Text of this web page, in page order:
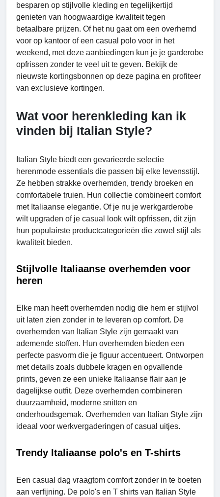
besparen op stijlvolle kleding en tegelijkertijd
genieten van hoogwaardige kwaliteit tegen
betaalbare prijzen. Of het nu gaat om een overhemd
voor op kantoor of een casual polo voor in het
weekend, met deze aanbiedingen kun je je garderobe
opfrissen zonder te veel uit te geven. Bekijk de
nieuwste kortingsbonnen op deze pagina en profiteer
van exclusieve kortingen.
Wat voor herenkleding kan ik
vinden bij Italian Style?
Italian Style biedt een gevarieerde selectie
herenmode essentials die passen bij elke levensstijl.
Ze hebben strakke overhemden, trendy broeken en
comfortabele truien. Hun collectie combineert comfort
met Italiaanse elegantie. Of je nu je werkgarderobe
wilt upgraden of je casual look wilt opfrissen, dit zijn
hun populairste productcategorieën die zowel stijl als
kwaliteit bieden.
Stijlvolle Italiaanse overhemden voor
heren
Elke man heeft overhemden nodig die hem er stijlvol
uit laten zien zonder in te leveren op comfort. De
overhemden van Italian Style zijn gemaakt van
ademende stoffen. Hun overhemden bieden een
perfecte pasvorm die je figuur accentueert. Ontworpen
met details zoals dubbele kragen en opvallende
prints, geven ze een unieke Italiaanse flair aan je
dagelijkse outfit. Deze overhemden combineren
duurzaamheid, moderne snitten en
onderhoudsgemak. Overhemden van Italian Style zijn
ideaal voor werkvergaderingen of casual uitjes.
Trendy Italiaanse polo's en T-shirts
Een casual dag vraagtom comfort zonder in te boeten
aan verfijning. De polo's en T shirts van Italian Style